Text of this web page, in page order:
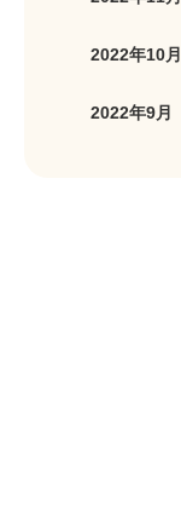
2022年10月
2022年9月